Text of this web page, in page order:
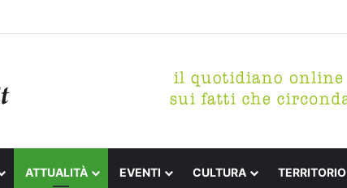
Festa de l’Unità Certaldo
ATTUALITÀ EVENTI CULTURA TERRITORIO